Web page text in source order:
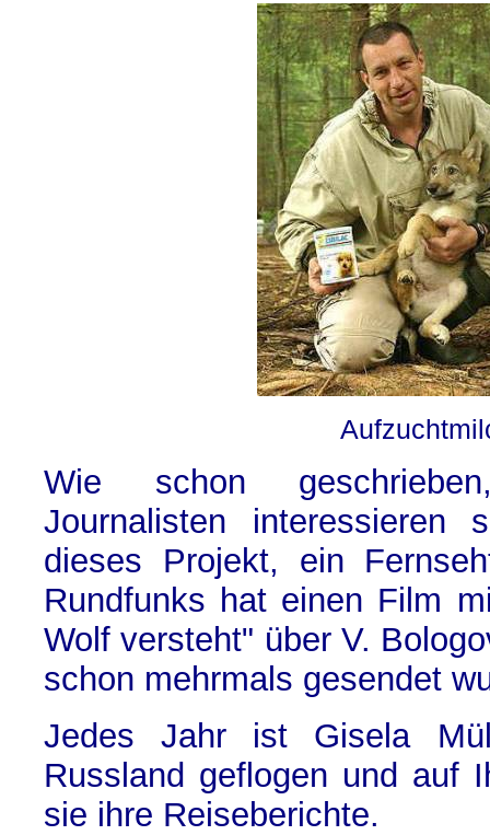
Wie schon
Journalisten interessieren
dieses Projekt, ein
Rundfunks hat einen Film
Wolf versteht" über V.
schon mehrmals gesendet
Jedes Jahr ist Gisela
Russland geflogen und auf
sie ihre Reiseberichte.